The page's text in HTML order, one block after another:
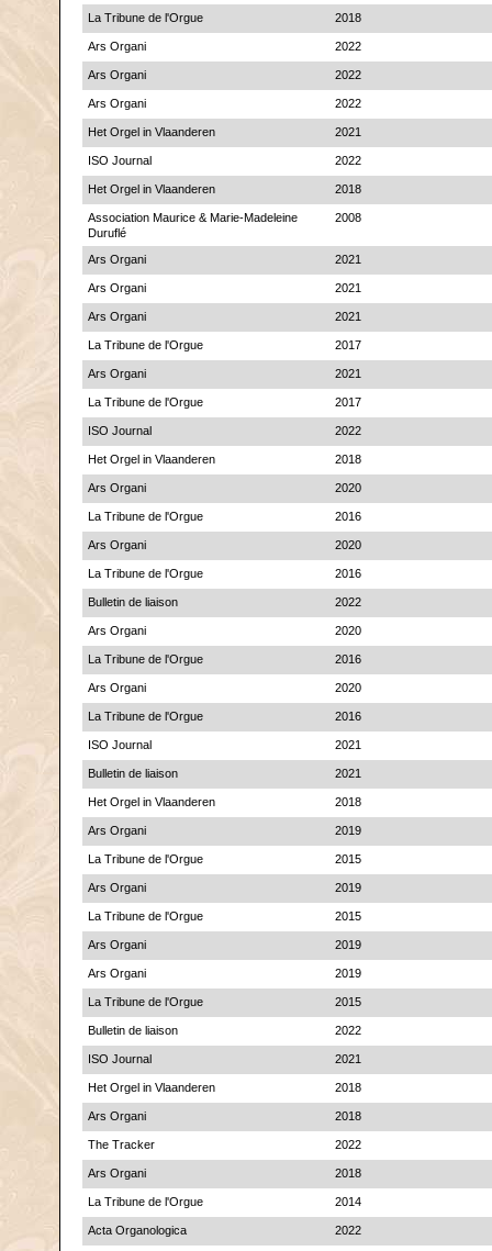
La Tribune de l'Orgue 2018
Ars Organi 2022
Ars Organi 2022
Ars Organi 2022
Het Orgel in Vlaanderen 2021
ISO Journal 2022
Het Orgel in Vlaanderen 2018
Association Maurice & Marie-Madeleine
Duruflé
2008
Ars Organi 2021
Ars Organi 2021
Ars Organi 2021
La Tribune de l'Orgue 2017
Ars Organi 2021
La Tribune de l'Orgue 2017
ISO Journal 2022
Het Orgel in Vlaanderen 2018
Ars Organi 2020
La Tribune de l'Orgue 2016
Ars Organi 2020
La Tribune de l'Orgue 2016
Bulletin de liaison 2022
Ars Organi 2020
La Tribune de l'Orgue 2016
Ars Organi 2020
La Tribune de l'Orgue 2016
ISO Journal 2021
Bulletin de liaison 2021
Het Orgel in Vlaanderen 2018
Ars Organi 2019
La Tribune de l'Orgue 2015
Ars Organi 2019
La Tribune de l'Orgue 2015
Ars Organi 2019
Ars Organi 2019
La Tribune de l'Orgue 2015
Bulletin de liaison 2022
ISO Journal 2021
Het Orgel in Vlaanderen 2018
Ars Organi 2018
The Tracker 2022
Ars Organi 2018
La Tribune de l'Orgue 2014
Acta Organologica 2022